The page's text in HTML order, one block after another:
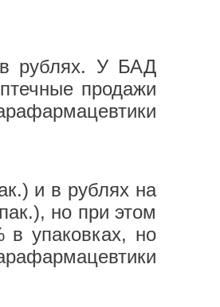
рублях. У БАД
продажи
и в рублях на
но при этом
в упаковках, но